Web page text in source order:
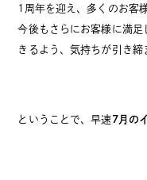
1周年を迎え、多くのお客
今後もさらにお客様に満足
きるよう、気持ちが引き締
ということで、早速7月の